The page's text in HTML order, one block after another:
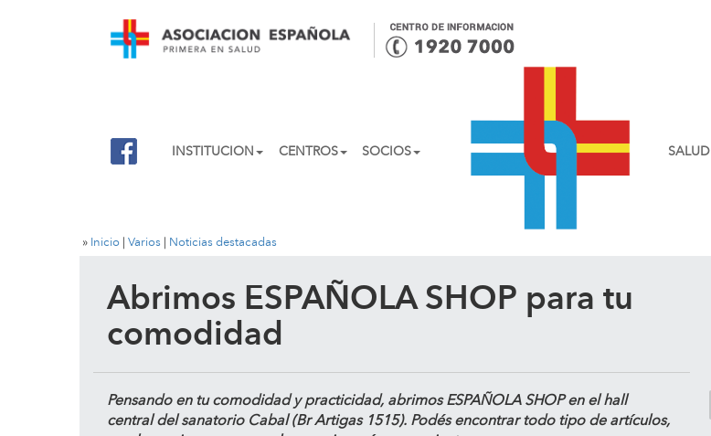
INSTITUCION CENTROS SOCIOS SALUD
» Inicio Varios Noticias destacadas
Abrimos ESPAÑOLA SHOP para tu
comodidad
Pensando en tucomodidadypracticidad, abrimosESPAÑOLA SHOPen elhall
centraldel sanatorio Cabal (Br Artigas 1515). Podés encontrartodo tipo de artículos,